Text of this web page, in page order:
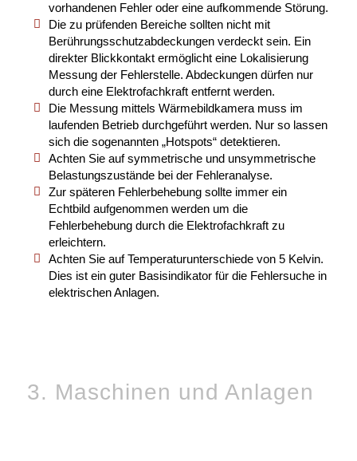
vorhandenen Fehler oder eine aufkommende Störung.
Die zu prüfenden Bereiche sollten nicht mit
Berührungsschutzabdeckungen verdeckt sein. Ein
direkter Blickkontakt ermöglicht eine Lokalisierung
Messung der Fehlerstelle. Abdeckungen dürfen nur
durch eine Elektrofachkraft entfernt werden.
Die Messung mittels Wärmebildkamera muss im
laufenden Betrieb durchgeführt werden. Nur so lassen
sich die sogenannten „Hotspots“ detektieren.
Achten Sie auf symmetrische und unsymmetrische
Belastungszustände bei der Fehleranalyse.
Zur späteren Fehlerbehebung sollte immer ein
Echtbild aufgenommen werden um die
Fehlerbehebung durch die Elektrofachkraft zu
erleichtern.
Achten Sie auf Temperaturunterschiede von 5 Kelvin.
Dies ist ein guter Basisindikator für die Fehlersuche in
elektrischen Anlagen.
3. Maschinen und Anlagen